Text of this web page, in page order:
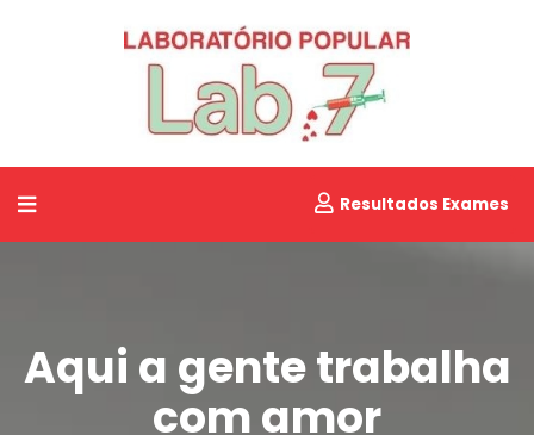
Resultados Exames
Aqui a gente trabalha
com amor